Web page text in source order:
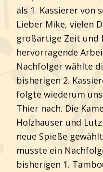
als 1. Kassierer von
Lieber Mike, vielen
großartige Zeit und
hervorragende
Nachfolger wählte
bisherigen 2.
folgte wiederum
Thier nach. Die
Holzhauser und
neue Spieße
musste ein
bisherigen 1.